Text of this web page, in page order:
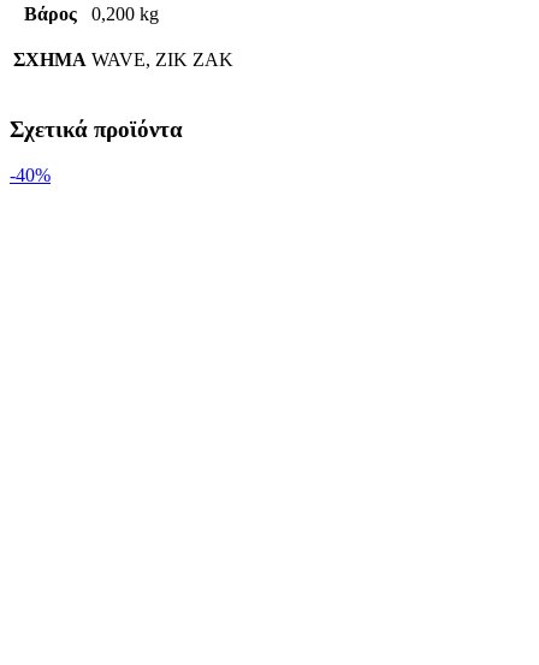
Βάρος
0,200 kg
ΣΧΗΜΑ WAVE, ZIK ZAK
Σχετικά προϊόντα
-40%